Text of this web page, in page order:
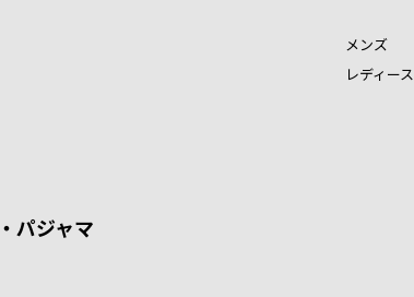
パジャマ
メンズ
レディース